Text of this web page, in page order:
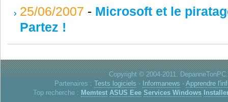
25/06/2007 - Microsoft et le
Partez !
Copyright © 2004-2011.
Partenaires : Tests logiciels - Informanews - Apprendre
Top recherche : Memtest ASUS Eee Services Windows